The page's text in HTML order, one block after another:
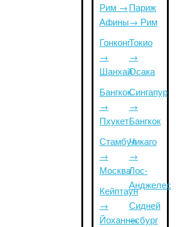
Рим →
Афины
Гонконг
→
Шанхай
Бангкок
→
Пхукет
Стамбул
→
Москва
Кейптаун
→
Йоханнесбург
Париж
→ Рим
Токио
→
Осака
Сингапур
→
Бангкок
Чикаго
→
Лос-
Анджелес
Сидней
→